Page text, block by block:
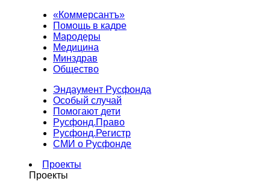
«Коммерсантъ»
Помощь в кадре
Мародеры
Медицина
Минздрав
Общество
Эндаумент Русфонда
Особый случай
Помогают дети
Русфонд.Право
Русфонд.Регистр
СМИ о Русфонде
Проекты
Проекты